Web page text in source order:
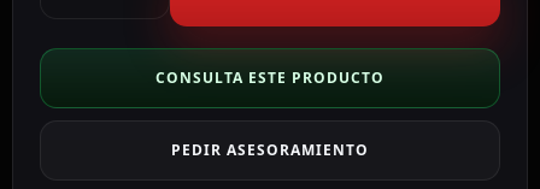
4en1
Value
color
CONSULTA ESTE PRODUCTO
PEDIR ASESORAMIENTO